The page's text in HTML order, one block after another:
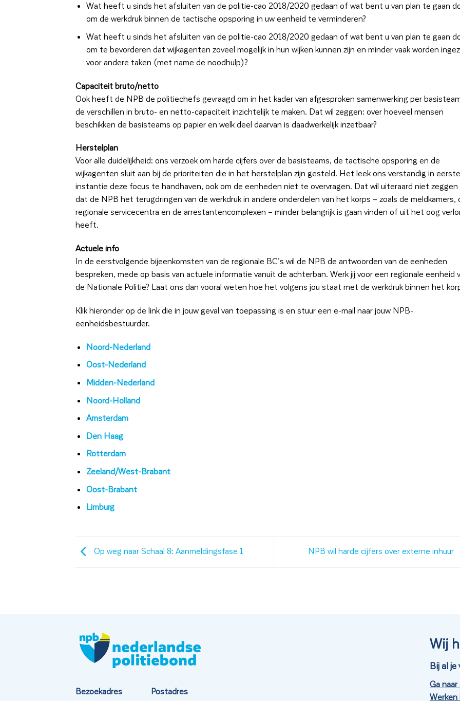
Wat heeft u sinds het afsluiten van de politie-cao 2018/2020 gedaan of wat bent u van plan te gaan
om de werkdruk binnen de tactische opsporing in uw eenheid te verminderen?
Wat heeft u sinds het afsluiten van de politie-cao 2018/2020 gedaan of wat bent u van plan te gaan
om te bevorderen dat wijkagenten zoveel mogelijk in hun wijken kunnen zijn en minder vaak worden
voor andere taken (met name de noodhulp)?
Capaciteit bruto/netto
Ook heeft de NPB de politiechefs gevraagd om in het kader van afgesproken samenwerking per
de verschillen in bruto- en netto-capaciteit inzichtelijk te maken. Dat wil zeggen: over hoeveel mensen
beschikken de basisteams op papier en welk deel daarvan is daadwerkelijk inzetbaar?
Herstelplan
Voor alle duidelijkheid: ons verzoek om harde cijfers over de basisteams, de tactische opsporing en de
wijkagenten sluit aan bij de prioriteiten die in het herstelplan zijn gesteld. Het leek ons verstandig in eerste
instantie deze focus te handhaven, ook om de eenheden niet te overvragen. Dat wil uiteraard niet zeggen
dat de NPB het terugdringen van de werkdruk in andere onderdelen van het korps – zoals de meldkamers,
regionale servicecentra en de arrestantencomplexen – minder belangrijk is gaan vinden of uit het oog
heeft.
Actuele info
In de eerstvolgende bijeenkomsten van de regionale BC’s wil de NPB de antwoorden van de eenheden
bespreken, mede op basis van actuele informatie vanuit de achterban. Werk jij voor een regionale eenheid
de Nationale Politie? Laat ons dan vooral weten hoe het volgens jou staat met de werkdruk binnen het
Klik hieronder op de link die in jouw geval van toepassing is en stuur een e-mail naar jouw NPB-
eenheidsbestuurder.
Noord-Nederland
Oost-Nederland
Midden-Nederland
Noord-Holland
Amsterdam
Den Haag
Rotterdam
Zeeland/West-Brabant
Oost-Brabant
Limburg
Op weg naar Schaal 8: Aanmeldingsfase 1 NPB wil harde cijfers over externe inhuur
Bezoekadres
Postadres
Wij
Bij al
Ga
Werken